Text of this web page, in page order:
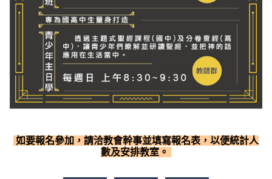
如要報名參加，請洽教會幹事並填寫報名表，以便統計人
數及安排教室。